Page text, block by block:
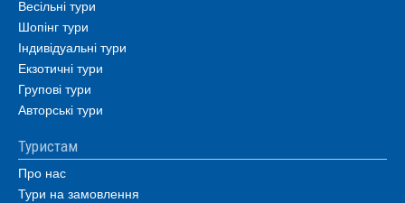
Весільні тури
Шопінг тури
Індивідуальні тури
Екзотичні тури
Групові тури
Авторські тури
Туристам
Про нас
Тури на замовлення